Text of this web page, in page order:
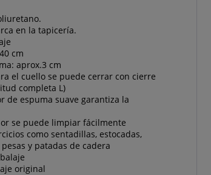
en la tapicería.
cm
aprox.3 cm
el cuello se puede cerrar con cierre
completa L)
de espuma suave garantiza la
se puede limpiar fácilmente
como sentadillas, estocadas,
y patadas de cadera
original